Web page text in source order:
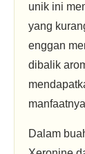
unik ini
yang
enggan
dibalik
Dalam